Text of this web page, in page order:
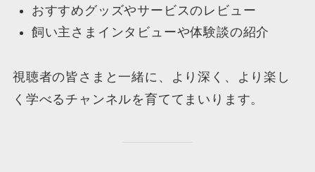
おすすめグッズやサービスのレビュー
飼い主さまインタビューや体験談の紹介
視聴者の皆さまと一緒に、より深く、より楽し
く学べるチャンネルを育ててまいります。